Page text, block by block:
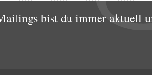
bist du immer aktuell